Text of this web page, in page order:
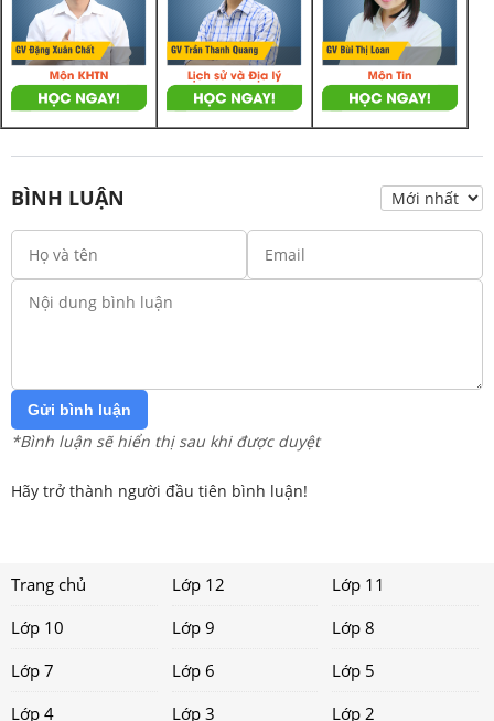
BÌNH LUẬN
Gửi bình luận
*Bình luận sẽ hiển thị sau khi được duyệt
Hãy trở thành người đầu tiên bình luận!
Trang chủ Lớp 12
Lớp 11
Lớp 10
Lớp 9
Lớp 8
Lớp 7
Lớp 6
Lớp 5
Lớp 4
Lớp 3 Lớp 2